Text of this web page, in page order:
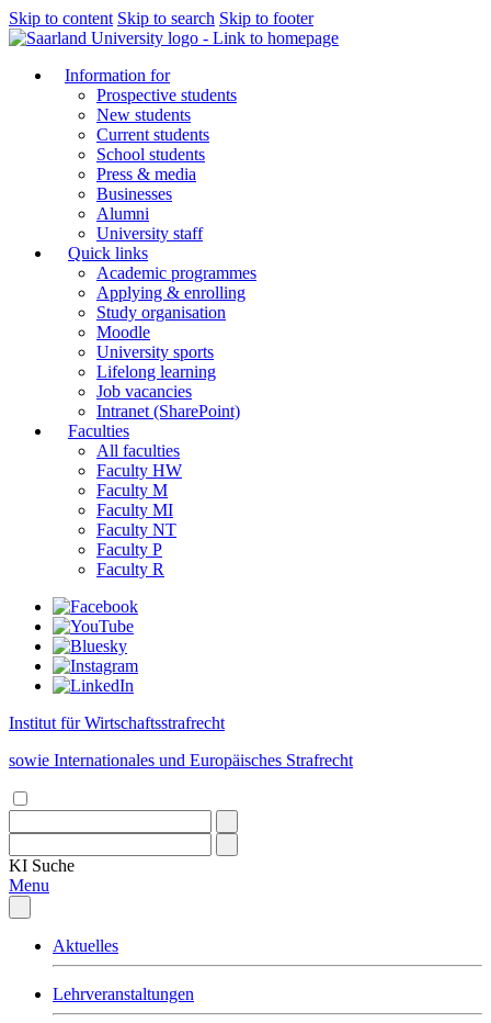
Skip to content Skip to search Skip to footer
Information for
Prospective students
New students
Current students
School students
Press & media
Businesses
Alumni
University staff
Quick links
Academic programmes
Applying & enrolling
Study organisation
Moodle
University sports
Lifelong learning
Job vacancies
Intranet (SharePoint)
Faculties
All faculties
Faculty HW
Faculty M
Faculty MI
Faculty NT
Faculty P
Faculty R
Institut für Wirtschaftsstrafrecht
sowie Internationales und Europäisches Strafrecht
KI Suche
Menu
Aktuelles
Lehrveranstaltungen